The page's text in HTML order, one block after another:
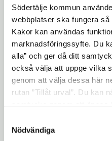
Södertälje kommun
webbplatser ska fungera
Kakor kan användas
marknadsföringssyfte. Du
alla” och ger då ditt
också välja att uppge vilka
genom att välja dessa här
rutan ”Tillåt urval”. Du kan
"Visa detaljer" kan du läsa
Nödvändiga
nytt
fönster
12. Revidering av
socialpsykiatriÖppna
i
nytt
13.Revidering av
14.Yttrande över
området kring
15. Ärendebalans
16. Meddelanden/
17. Delegeringsbeslut
18. Övriga frågor